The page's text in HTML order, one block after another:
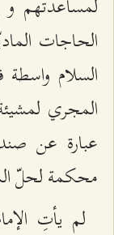
الحاجات
السلام
المجري لمشيئة
عبارة عن
محكمة لحلّ
لم يأتِ